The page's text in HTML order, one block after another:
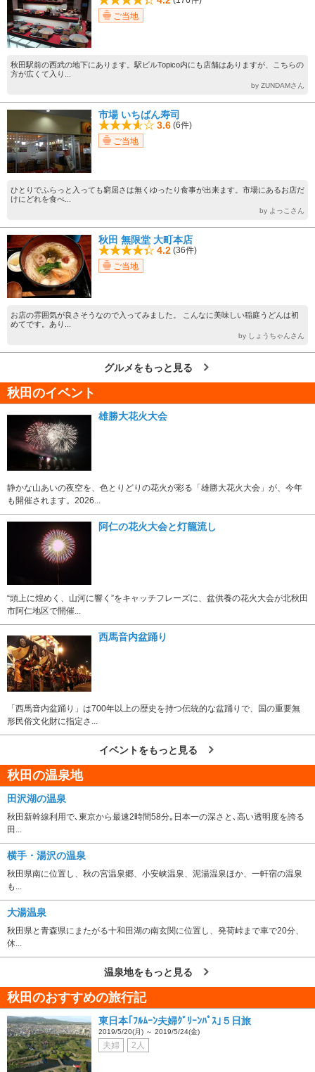
ご当地
秋田駅前の西武の地下にあります。駅ビルTopico内にも店舗はありますが、こちらの
方が広くて入り...
by ZUNDAMさん
市場 いちばん寿司
3.6 (6件)
ご当地
ひとりでふらっと入っても窮屈さは無くゆったり食事が出来ます。市場にあるお店だ
けにどれを食べ...
by よっこさん
秋田 無限堂 大町本店
4.2 (36件)
ご当地
お店の雰囲気が良さそうなので入ってみました。 こんなに美味しい稲庭うどんは初
めてです。あり...
by しょうちゃんさん
グルメをもっと見る
秋田のイベント
雄勝大花火大会
静かな山あいの夜空を、色とりどりの花火が彩る「雄勝大花火大会」が、今年
も開催されます。2026...
阿仁の花火大会と灯籠流し
“頭上に煌めく、山河に響く”をキャッチフレーズに、盆供養の花火大会が北秋田
市阿仁地区で開催...
西馬音内盆踊り
「西馬音内盆踊り」は700年以上の歴史を持つ伝統的な盆踊りで、国の重要無
形民俗文化財に指定さ...
イベントをもっと見る
秋田の温泉地
田沢湖の温泉
秋田新幹線利用で､東京から最速2時間58分｡日本一の深さと､高い透明度を誇る
田...
横手・湯沢の温泉
秋田県南に位置し、秋の宮温泉郷、小安峡温泉、泥湯温泉ほか、一軒宿の温泉
も...
大湯温泉
秋田県と青森県にまたがる十和田湖の南玄関に位置し、発荷峠まで車で20分、
休...
温泉地をもっと見る
秋田のおすすめの旅行記
東日本｢ﾌﾙﾑｰﾝ夫婦ｸﾞﾘｰﾝﾊﾟｽ｣５日旅
2019/5/20(月) ～ 2019/5/24(金)
夫婦 2人